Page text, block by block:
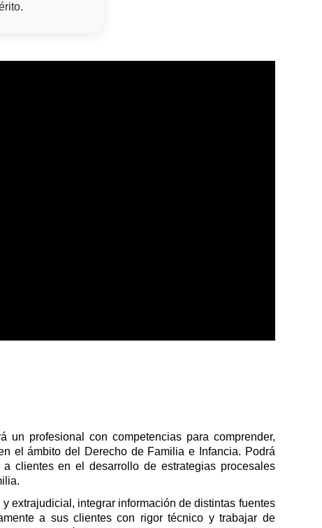
profesional con competencias para comprender,
el ámbito del Derecho de Familia e Infancia. Podrá
clientes en el desarrollo de estrategias procesales
extrajudicial, integrar información de distintas fuentes
a sus clientes con rigor técnico y trabajar de